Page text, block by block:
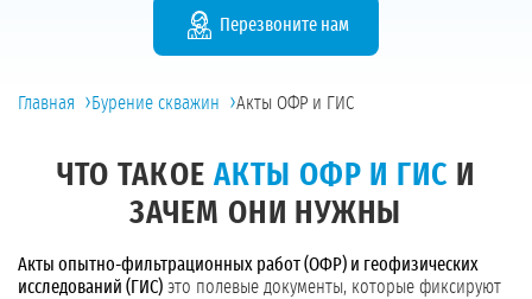
Перезвоните нам
Главная ›Бурение скважин ›Акты ОФР и ГИС
ЧТО ТАКОЕ АКТЫ ОФР И ГИС И
ЗАЧЕМ ОНИ НУЖНЫ
Акты опытно-фильтрационных работ (ОФР) и геофизических
исследований (ГИС) это полевые документы, которые фиксируют